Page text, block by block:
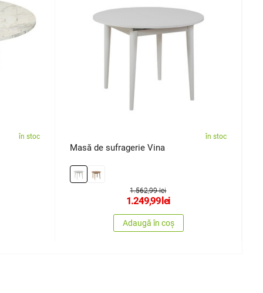
în stoc în stoc
Masă de sufragerie Vina
1.562,99 lei
1.249,99lei
Adaugă în coș